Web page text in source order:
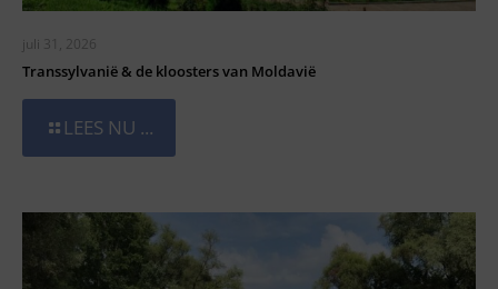
juli 31, 2026
Transsylvanië & de kloosters van Moldavië
LEES NU ...